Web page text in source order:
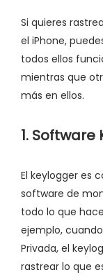
Si quieres
el iPhone,
todos ellos
mientras que
más en ellos.
1.
El keylogger es
software de
todo lo que
ejemplo,
Privada, el
rastrear lo que